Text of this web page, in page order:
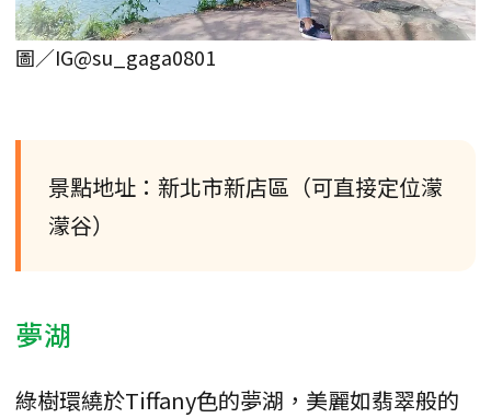
圖／IG@su_gaga0801
景點地址：新北市新店區（可直接定位濛
濛谷）
夢湖
綠樹環繞於Tiffany色的夢湖，美麗如翡翠般的